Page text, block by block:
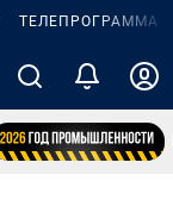
ТЕЛЕПРОГРАММА